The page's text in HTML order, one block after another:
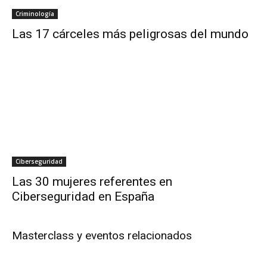
Criminología
Las 17 cárceles más peligrosas del mundo
Ciberseguridad
Las 30 mujeres referentes en
Ciberseguridad en España
Masterclass y eventos relacionados